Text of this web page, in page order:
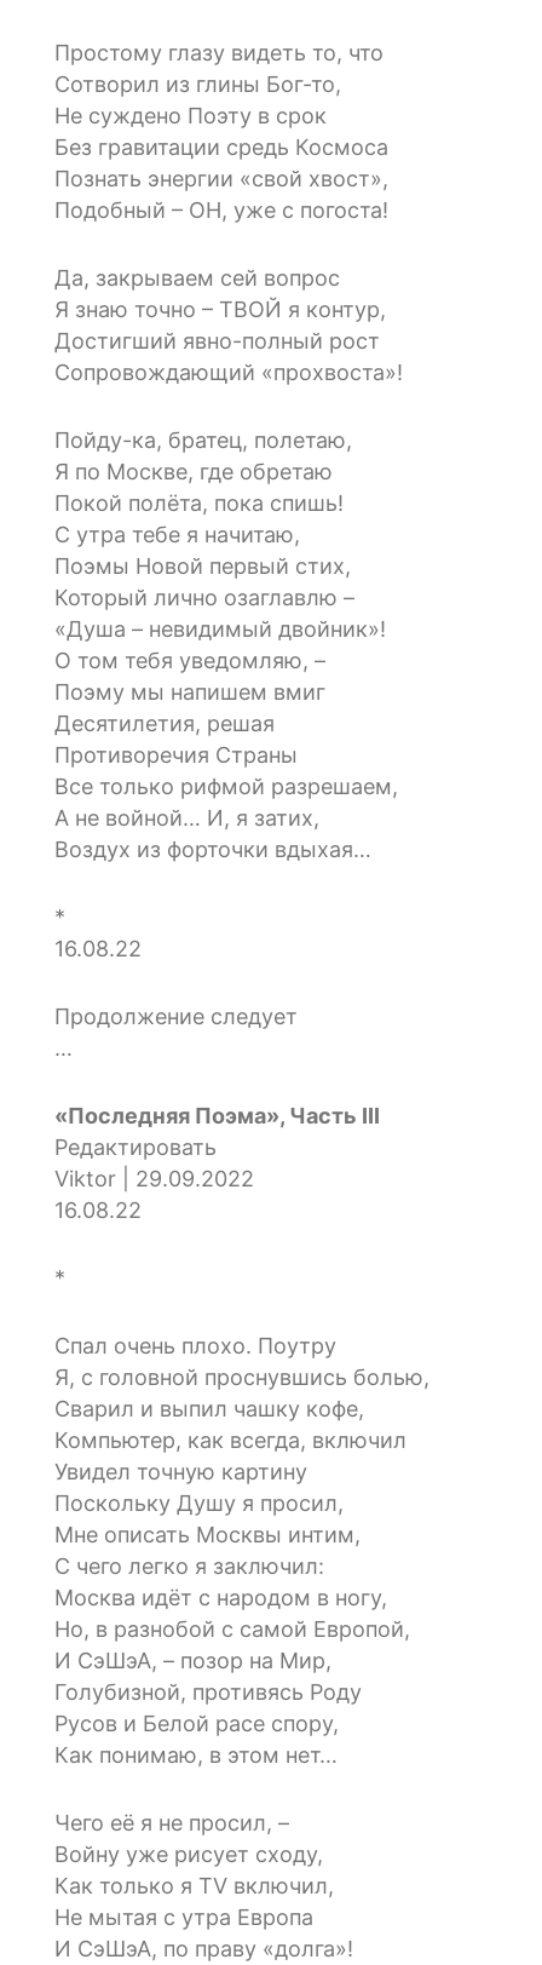
Простому глазу видеть то, что
Сотворил из глины Бог-то,
Не суждено Поэту в срок
Без гравитации средь Космоса
Познать энергии «свой хвост»,
Подобный – ОН, уже с погоста!
Да, закрываем сей вопрос
Я знаю точно – ТВОЙ я контур,
Достигший явно-полный рост
Сопровождающий «прохвоста»!
Пойду-ка, братец, полетаю,
Я по Москве, где обретаю
Покой полёта, пока спишь!
С утра тебе я начитаю,
Поэмы Новой первый стих,
Который лично озаглавлю –
«Душа – невидимый двойник»!
О том тебя уведомляю, –
Поэму мы напишем вмиг
Десятилетия, решая
Противоречия Страны
Все только рифмой разрешаем,
А не войной… И, я затих,
Воздух из форточки вдыхая…
*
16.08.22
Продолжение следует
…
«Последняя Поэма», Часть III
Редактировать
Viktor | 29.09.2022
16.08.22
*
Спал очень плохо. Поутру
Я, с головной проснувшись болью,
Сварил и выпил чашку кофе,
Компьютер, как всегда, включил
Увидел точную картину
Поскольку Душу я просил,
Мне описать Москвы интим,
С чего легко я заключил:
Москва идёт с народом в ногу,
Но, в разнобой с самой Европой,
И СэШэА, – позор на Мир,
Голубизной, противясь Роду
Русов и Белой расе спору,
Как понимаю, в этом нет…
Чего её я не просил, –
Войну уже рисует сходу,
Как только я TV включил,
Не мытая с утра Европа
И СэШэА, по праву «долга»!